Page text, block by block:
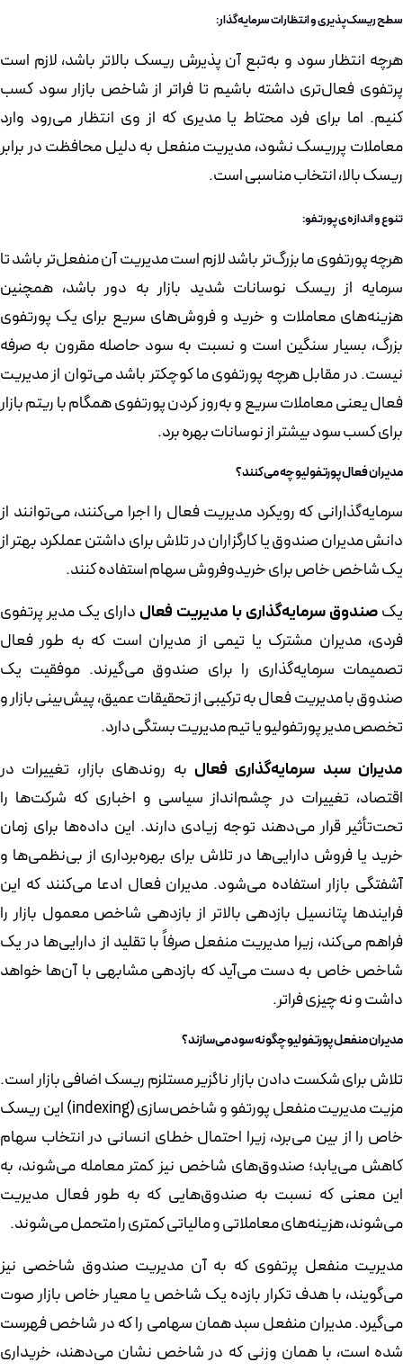
سطح ریسک‌پذیری و انتظارات سرمایه‌گذار:
هرچه انتظار سود و به‌تبع آن پذیرش ریسک بالاتر باشد، لازم است
پرتفوی فعال‌تری داشته باشیم تا فراتر از شاخص بازار سود کسب
کنیم. اما برای فرد محتاط یا مدیری که از وی انتظار می‌رود وارد
معاملات پرریسک نشود، مدیریت منفعل به دلیل محافظت در برابر
ریسک بالا، انتخاب مناسبی است.
تنوع و اندازه‌ی پورتفو:
هرچه پورتفوی ما بزرگ‌تر باشد لازم است مدیریت آن منفعل‌تر باشد تا
سرمایه از ریسک نوسانات شدید بازار به دور باشد، همچنین
هزینه‌های معاملات و خرید و فروش‌های سریع برای یک پورتفوی
بزرگ، بسیار سنگین است و نسبت به سود حاصله مقرون به صرفه
نیست. در مقابل هرچه پورتفوی ما کوچکتر باشد می‌توان از مدیریت
فعال یعنی معاملات سریع و به‌روز کردن پورتفوی همگام با ریتم بازار
برای کسب سود بیشتر از نوسانات بهره برد.
مدیران فعال پورتفولیو چه می‌کنند؟
سرمایه‌گذارانی که رویکرد مدیریت فعال را اجرا می‌کنند، می‌توانند از
دانش مدیران صندوق یا کارگزاران در تلاش برای داشتن عملکرد بهتر از
یک شاخص خاص برای خریدوفروش سهام استفاده کنند.
یکصندوق سرمایه‌گذاری با مدیریت فعال دارای یک مدیر پرتفوی
فردی، مدیران مشترک یا تیمی از مدیران است که به طور فعال
تصمیمات سرمایه‌گذاری را برای صندوق می‌گیرند. موفقیت یک
صندوق با مدیریت فعال به ترکیبی از تحقیقات عمیق، پیش‌بینی بازار و
تخصص مدیر پورتفولیو یا تیم مدیریت بستگی دارد.
مدیران سبد سرمایه‌گذاری فعال به روندهای بازار، تغییرات در
اقتصاد، تغییرات در چشم‌انداز سیاسی و اخباری که شرکت‌ها را
تحت‌تأثیر قرار می‌دهند توجه زیادی دارند. این داده‌ها برای زمان
خرید یا فروش دارایی‌ها در تلاش برای بهره‌برداری از بی‌نظمی‌ها و
آشفتگی بازار استفاده می‌شود. مدیران فعال ادعا می‌کنند که این
فرایندها پتانسیل بازدهی بالاتر از بازدهی شاخص معمول بازار را
فراهم می‌کند، زیرا مدیریت منفعل صرفاً با تقلید از دارایی‌ها در یک
شاخص خاص به دست می‌آید که بازدهی مشابهی با آن‌ها خواهد
داشت و نه چیزی فراتر.
مدیران منفعل پورتفولیو چگونه سود می‌سازند؟
تلاش برای شکست دادن بازار ناگزیر مستلزم ریسک اضافی بازار است.
مزیت مدیریت منفعل پورتفو و شاخص‌سازی (indexing) این ریسک
خاص را از بین می‌برد، زیرا احتمال خطای انسانی در انتخاب سهام
کاهش می‌یابد؛ صندوق‌های شاخص نیز کمتر معامله می‌شوند، به
این معنی که نسبت به صندوق‌هایی که به طور فعال مدیریت
می‌شوند، هزینه‌های معاملاتی و مالیاتی کمتری را متحمل می‌شوند.
مدیریت منفعل پرتفوی که به آن مدیریت صندوق شاخصی نیز
می‌گویند، با هدف تکرار بازده یک شاخص یا معیار خاص بازار صوت
می‌گیرد. مدیران منفعل سبد همان سهامی را که در شاخص فهرست
شده است، با همان وزنی که در شاخص نشان می‌دهند، خریداری